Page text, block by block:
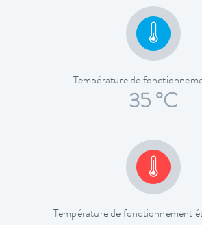
Température de
35 °C
Température de fonctionnement